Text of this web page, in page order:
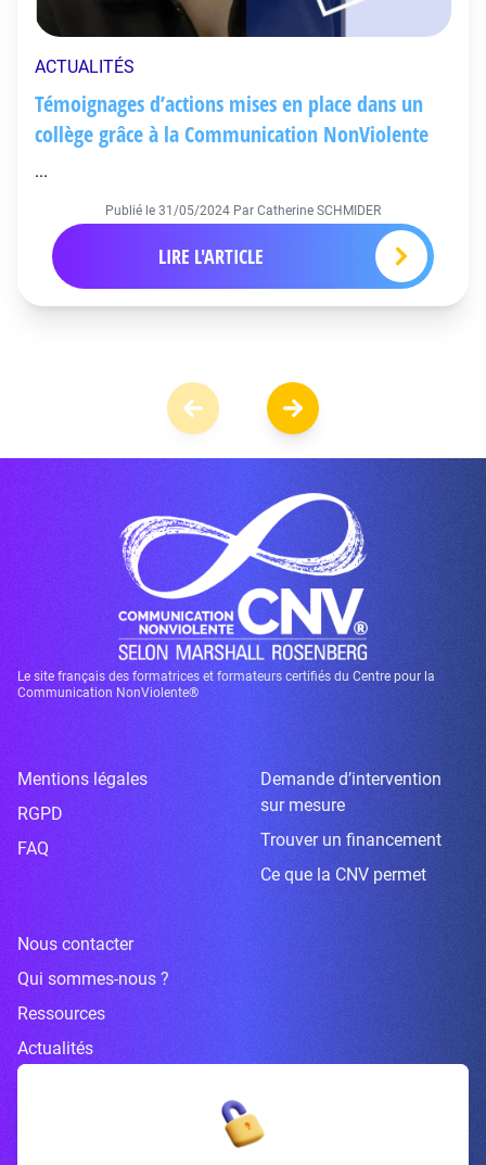
ACTUALITÉS
Témoignages d’actions mises en place dans un
collège grâce à la Communication NonViolente
...
Publié le 31/05/2024 Par Catherine SCHMIDER
LIRE L'ARTICLE
Le site français des formatrices et formateurs certifiés du Centre pour la
Communication NonViolente®
Mentions légales
RGPD
FAQ
Demande d’intervention
sur mesure
Trouver un financement
Ce que la CNV permet
Nous contacter
Qui sommes-nous ?
Ressources
Actualités
Inscrivez-vous à la newsletter